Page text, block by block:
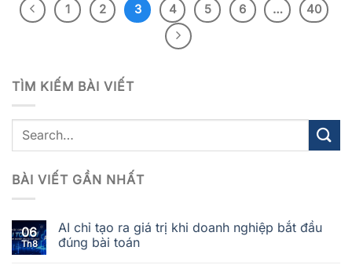
1 2 3 4 5 6 … 40
TÌM KIẾM BÀI VIẾT
BÀI VIẾT GẦN NHẤT
06
Th8
AI chỉ tạo ra giá trị khi doanh nghiệp bắt đầu
đúng bài toán